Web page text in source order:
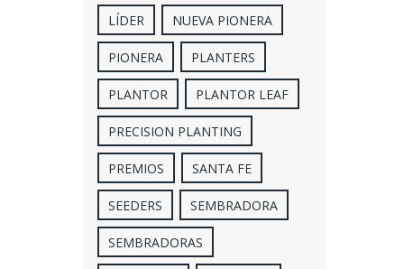
LÍDER NUEVA PIONERA
PIONERA PLANTERS
PLANTOR PLANTOR LEAF
PRECISION PLANTING
PREMIOS SANTA FE
SEEDERS SEMBRADORA
SEMBRADORAS